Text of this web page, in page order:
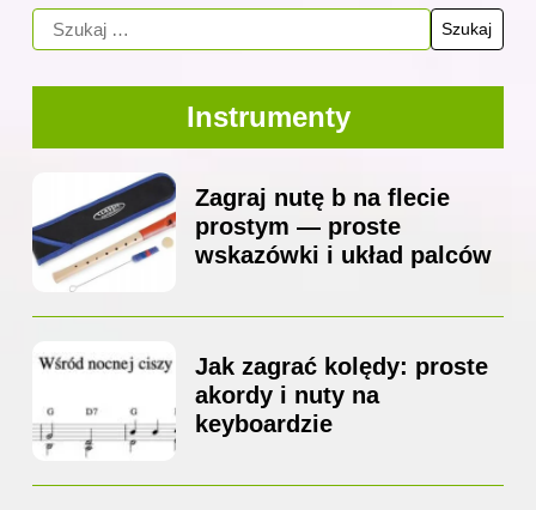
Instrumenty
Zagraj nutę b na flecie
prostym — proste
wskazówki i układ palców
Jak zagrać kolędy: proste
akordy i nuty na
keyboardzie